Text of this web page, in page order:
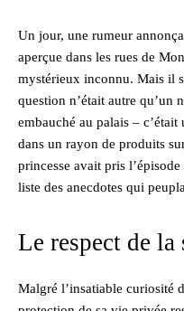
Un jour, une rumeur
aperçue dans les rues de
mystérieux inconnu. Mais il
question n’était autre qu’un
embauché au palais –
dans un rayon de produits
princesse avait pris
liste des anecdotes qui
Le respect de la
Malgré l’insatiable curiosité